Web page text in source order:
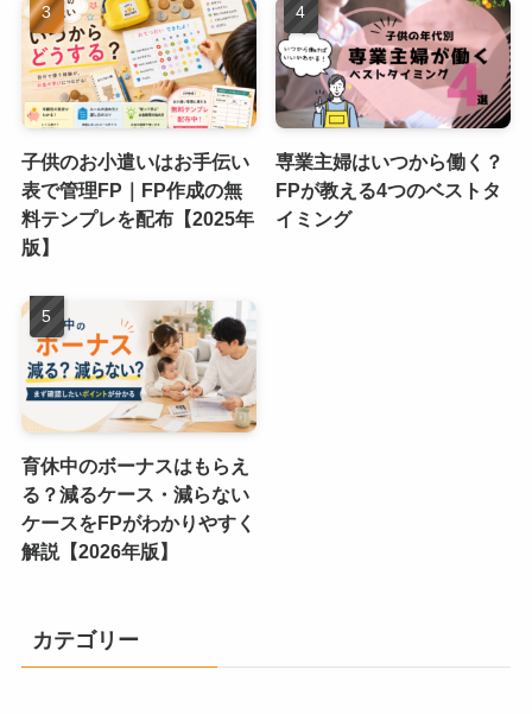
子供のお小遣いはお手伝い
表で管理FP｜FP作成の無
料テンプレを配布【2025年
版】
専業主婦はいつから働く？
FPが教える4つのベストタ
イミング
育休中のボーナスはもらえ
る？減るケース・減らない
ケースをFPがわかりやすく
解説【2026年版】
カテゴリー